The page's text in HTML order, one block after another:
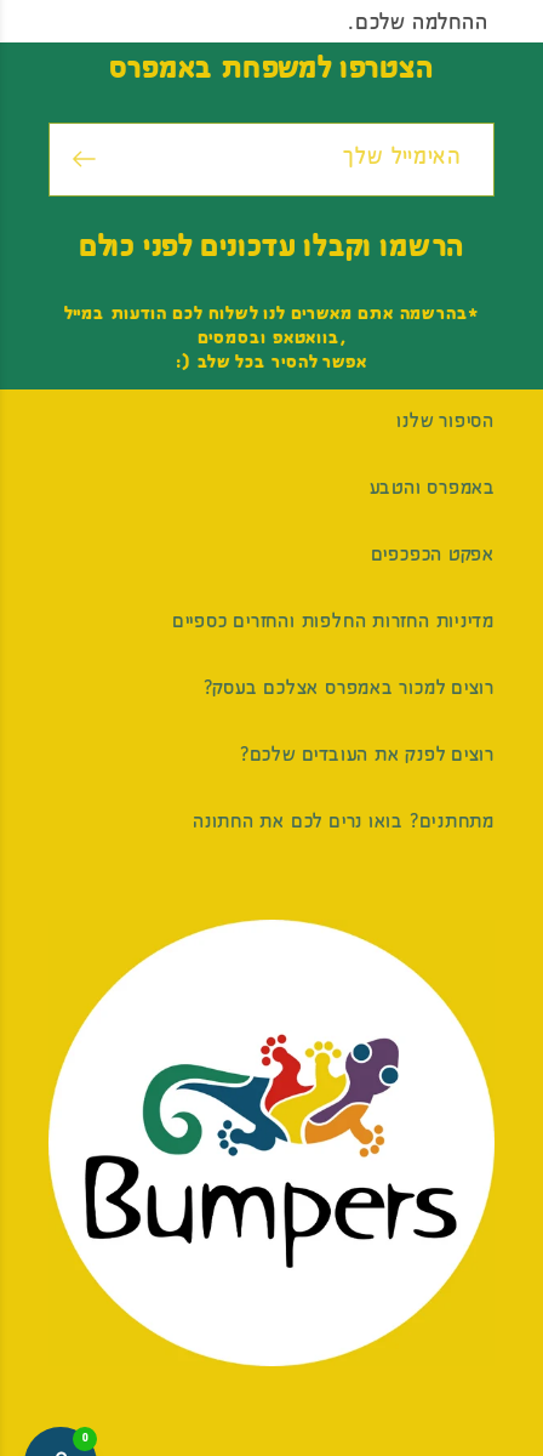
ההחלמה שלכם.
הצטרפו למשפחת באמפרס
האימייל שלך
הרשמו וקבלו עדכונים לפני כולם
*בהרשמה אתם מאשרים לנו לשלוח לכם הודעות במייל
,בוואטאפ ובסמסים
אפשר להסיר בכל שלב (:
הסיפור שלנו
באמפרס והטבע
אפקט הכפכפים
מדיניות החזרות החלפות והחזרים כספיים
רוצים למכור באמפרס אצלכם בעסק?
רוצים לפנק את העובדים שלכם?
מתחתנים? בואו נרים לכם את החתונה